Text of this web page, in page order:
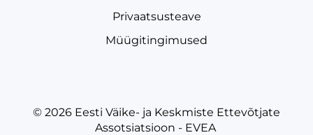
Privaatsusteave
Müügitingimused
© 2026 Eesti Väike- ja Keskmiste Ettevõtjate
Assotsiatsioon - EVEA